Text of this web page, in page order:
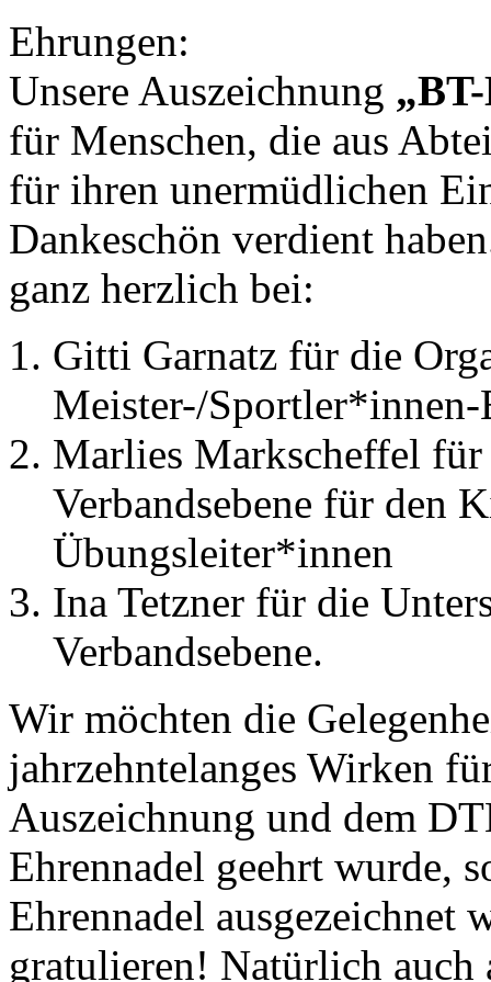
Ehrungen:
Unsere Auszeichnung
für Menschen, die aus
für ihren unermüdlichen
Dankeschön verdient
ganz herzlich bei:
Gitti Garnatz für die
Meister-/Sportler*innen-
Marlies Markscheffel
Verbandsebene für den
Übungsleiter*innen
Ina Tetzner für die
Verbandsebene.
Wir möchten die
jahrzehntelanges Wirken
Auszeichnung und dem
Ehrennadel geehrt wurde,
Ehrennadel ausgezeichnet
gratulieren! Natürlich